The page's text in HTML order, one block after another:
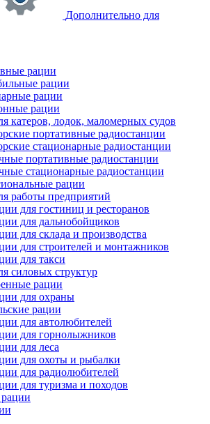
Дополнительно для
рации
рации
рации
рации
катеров, лодок, маломерных судов
портативные радиостанции
стационарные радиостанции
портативные радиостанции
стационарные радиостанции
рации
работы предприятий
для гостиниц и ресторанов
для дальнобойщиков
для склада и производства
для строителей и монтажников
для такси
силовых структур
рации
для охраны
рации
для автолюбителей
для горнолыжников
для леса
для охоты и рыбалки
для радиолюбителей
для туризма и походов